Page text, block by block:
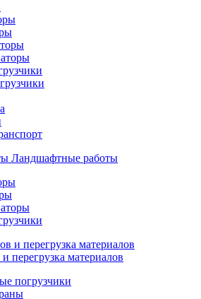
Ландшафтные работы
перегрузка материалов
погрузчики